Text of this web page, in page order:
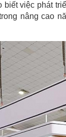
biết việc phát
nâng cao